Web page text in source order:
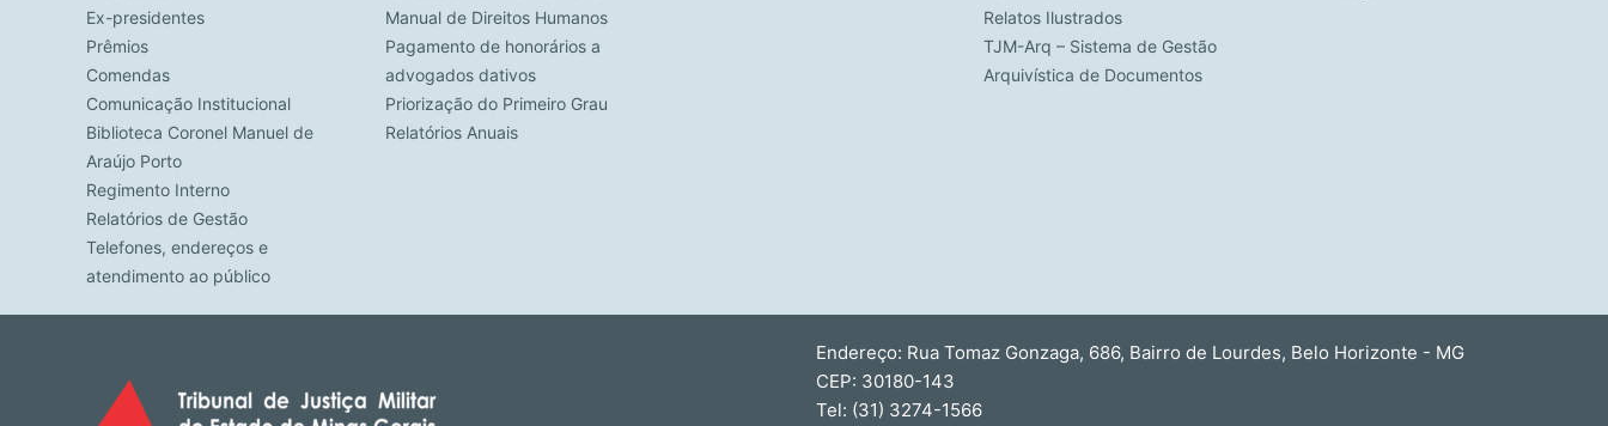
Ex-presidentes
Prêmios
Comendas
Comunicação Institucional
Biblioteca Coronel Manuel de
Araújo Porto
Regimento Interno
Relatórios de Gestão
Telefones, endereços e
atendimento ao público
Manual de Direitos Humanos
Pagamento de honorários a
advogados dativos
Priorização do Primeiro Grau
Relatórios Anuais
Relatos Ilustrados
TJM-Arq – Sistema de Gestão
Arquivística de Documentos
Endereço: Rua Tomaz Gonzaga, 686, Bairro de Lourdes, Belo Horizonte - MG
CEP: 30180-143
Tel: (31) 3274-1566